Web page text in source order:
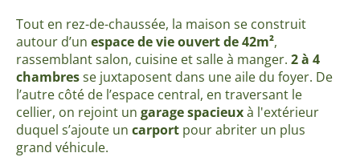
Tout en rez-de-chaussée, la maison se construit
autour d’un espace de vie ouvert de 42m²,
rassemblant salon, cuisine et salle à manger. 2 à 4
chambresse juxtaposent dans une aile du foyer. De
l’autre côté de l’espace central, en traversant le
cellier, on rejoint un garage spacieuxà l'extérieur
duquel s’ajoute un carport pour abriter un plus
grand véhicule.